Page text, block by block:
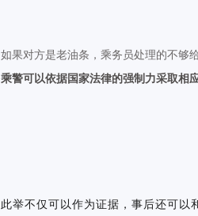
如果对方是老油条，乘务员处理的不够
乘警可以依据国家法律的强制力采取相
此举不仅可以作为证据，事后还可